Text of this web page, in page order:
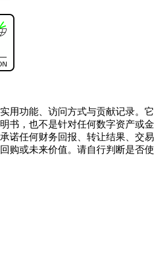
用功能、访问方式与贡献记录。它
书，也不是针对任何数字资产或金
诺任何财务回报、转让结果、交易
购或未来价值。请自行判断是否使